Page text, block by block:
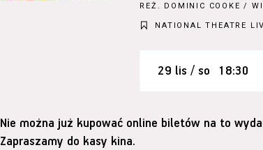
REŻ. DOMINIC COOKE /
NATIONAL THEATRE
29 lis / so 18:30
Nie można już kupować online biletów na to
Zapraszamy do kasy kina.